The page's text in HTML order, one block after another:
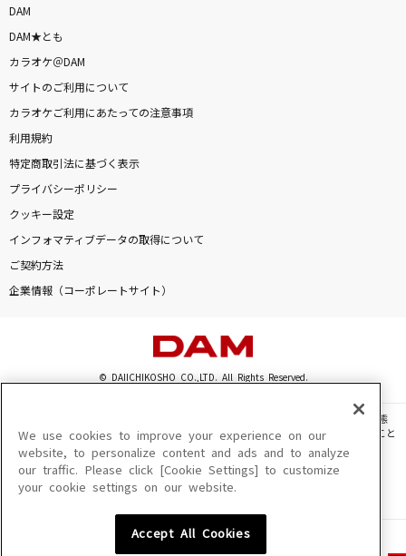
DAM
DAM★とも
カラオケ＠DAM
サイトのご利用について
カラオケご利用にあたっての注意事項
利用規約
特定商取引法に基づく表示
プライバシーポリシー
クッキー設定
インフォマティブデータの取得について
ご契約方法
企業情報（コーポレートサイト）
© DAIICHIKOSHO CO.,LTD. All Rights Reserved.
このサイトに掲載されている一切の文章・画像・写真・動画・音声等を、手段や形態
を問わず、著作権法の定める範囲を超えて無断で複製、転載、ファイル化などすること
を禁じます。
楽曲及びコンテンツは、機種によりご利用いただけない場合があります。
楽曲及びコンテンツの配信日、配信内容が変更になる場合があります。
We use cookies to improve your experience on our
website, to personalize content and ads and to analyze
our traffic. Please click [Cookie Settings] to customize
your cookie settings on our website.
Accept All Cookies